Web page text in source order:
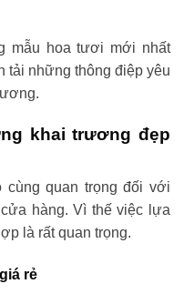
mẫu hoa tươi mới nhất
tải những thông điệp yêu
khai trương đẹp
quan trọng đối với
hàng. Vì thế việc lựa
là rất quan trọng.
rẻ